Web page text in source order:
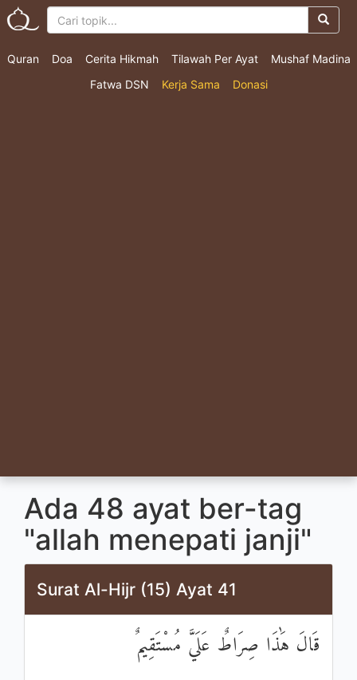
Quran Doa Cerita Hikmah Tilawah Per Ayat
Mushaf Madina
Fatwa DSN
Kerja Sama Donasi
Ada 48 ayat ber-tag
"allah menepati janji"
Surat Al-Hijr (15) Ayat 41
قَالَ هَٰذَا صِرَاطٌ عَلَيَّ مُسْتَقِيمٌ